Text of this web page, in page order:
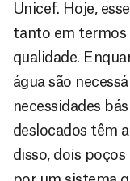
Unicef. Hoje,
tanto em termos
qualidade.
água são
necessidades
deslocados têm
disso, dois